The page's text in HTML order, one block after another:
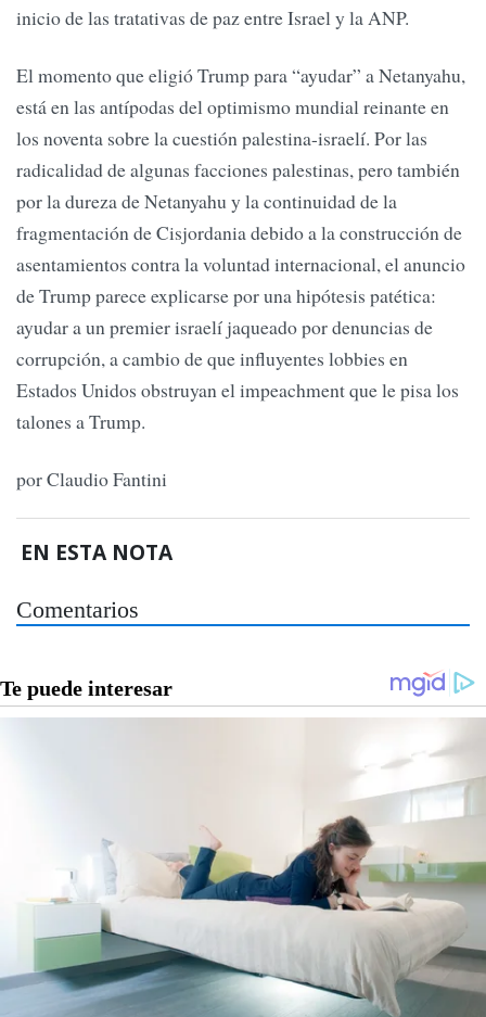
inicio de las tratativas de paz entre Israel y la ANP.
El momento que eligió Trump para “ayudar” a Netanyahu,
está en las antípodas del optimismo mundial reinante en
los noventa sobre la cuestión palestina-israelí. Por las
radicalidad de algunas facciones palestinas, pero también
por la dureza de Netanyahu y la continuidad de la
fragmentación de Cisjordania debido a la construcción de
asentamientos contra la voluntad internacional, el anuncio
de Trump parece explicarse por una hipótesis patética:
ayudar a un premier israelí jaqueado por denuncias de
corrupción, a cambio de que influyentes lobbies en
Estados Unidos obstruyan el impeachment que le pisa los
talones a Trump.
por Claudio Fantini
EN ESTA NOTA
Comentarios